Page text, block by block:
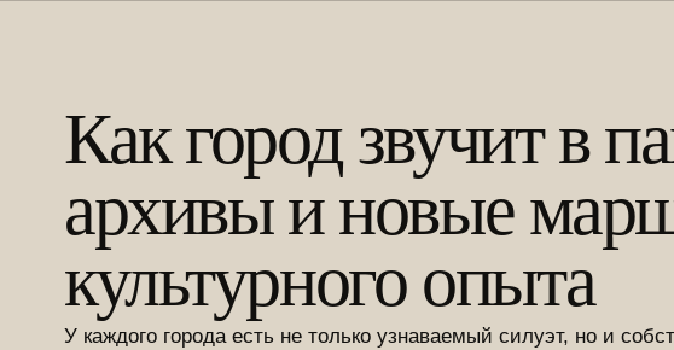
Как город звучит в
архивы и новые
культурного опыта
У каждого города есть не только узнаваемый силуэт, но и